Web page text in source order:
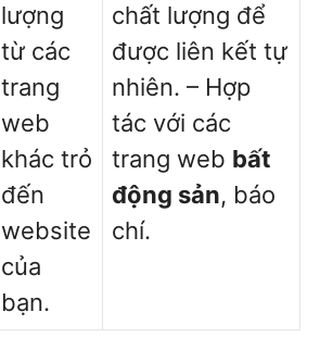
lượng
từ các
trang
web
khác trỏ
đến
website
của
bạn.
chất lượng để
được liên kết tự
nhiên. – Hợp
tác với các
trang web bất
động sản, báo
chí.